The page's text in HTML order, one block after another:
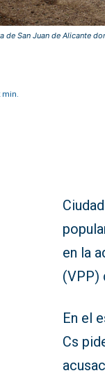
de San Juan de Alicante
min.
en la
(VPP)
En el
Cs